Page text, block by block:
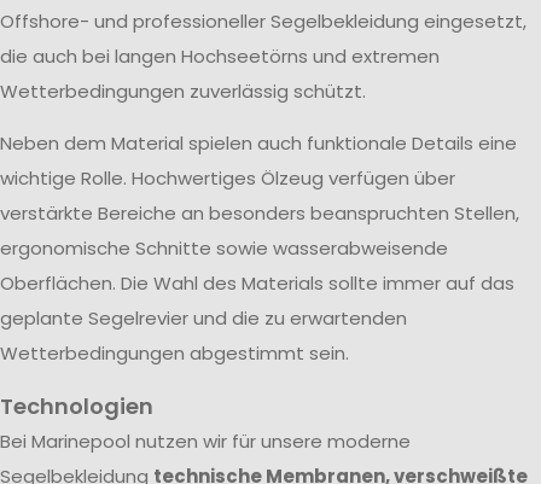
Offshore- und professioneller Segelbekleidung eingesetzt,
die auch bei langen Hochseetörns und extremen
Wetterbedingungen zuverlässig schützt.
Neben dem Material spielen auch funktionale Details eine
wichtige Rolle. Hochwertiges Ölzeug verfügen über
verstärkte Bereiche an besonders beanspruchten Stellen,
ergonomische Schnitte sowie wasserabweisende
Oberflächen. Die Wahl des Materials sollte immer auf das
geplante Segelrevier und die zu erwartenden
Wetterbedingungen abgestimmt sein.
Technologien
Bei Marinepool nutzen wir für unsere moderne
Segelbekleidung technische Membranen, verschweißte